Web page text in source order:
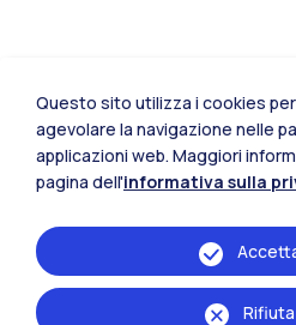
Questo sito utilizza i cookies
agevolare la navigazione nelle
applicazioni web. Maggiori
pagina dell'informativa sulla
Rifiuta